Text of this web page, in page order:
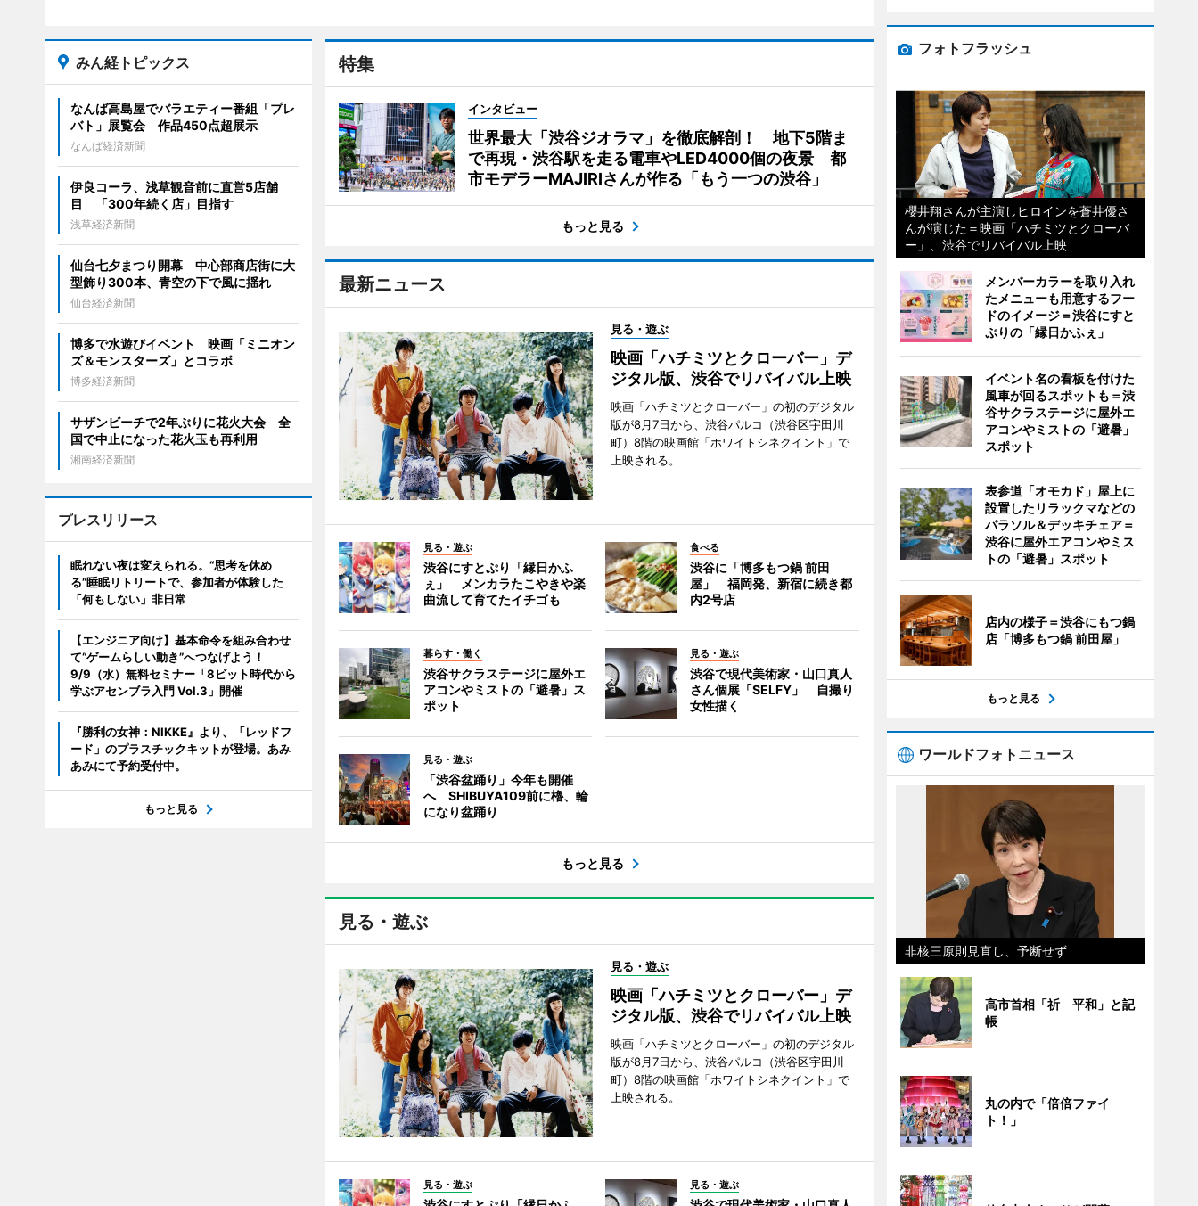
特集
インタビュー
世界最大「渋谷ジオラマ」を徹底解剖！ 地下5階ま
で再現・渋谷駅を走る電車やLED4000個の夜景 都
市モデラーMAJIRIさんが作る「もう一つの渋谷」
もっと見る
最新ニュース
見る・遊ぶ
映画「ハチミツとクローバー」デ
ジタル版、渋谷でリバイバル上映
映画「ハチミツとクローバー」の初のデジタル
版が8月7日から、渋谷パルコ（渋谷区宇田川
町）8階の映画館「ホワイトシネクイント」で
上映される。
見る・遊ぶ
渋谷にすとぷり「縁日かふ
ぇ」 メンカラたこやきや楽
曲流して育てたイチゴも
食べる
渋谷に「博多もつ鍋 前田
屋」 福岡発、新宿に続き都
内2号店
暮らす・働く
渋谷サクラステージに屋外エ
アコンやミストの「避暑」ス
ポット
見る・遊ぶ
渋谷で現代美術家・山口真人
さん個展「SELFY」 自撮り
女性描く
見る・遊ぶ
「渋谷盆踊り」今年も開催
へ SHIBUYA109前に櫓、輪
になり盆踊り
もっと見る
見る・遊ぶ
見る・遊ぶ
映画「ハチミツとクローバー」デ
ジタル版、渋谷でリバイバル上映
映画「ハチミツとクローバー」の初のデジタル
版が8月7日から、渋谷パルコ（渋谷区宇田川
町）8階の映画館「ホワイトシネクイント」で
上映される。
見る・遊ぶ 見る・遊ぶ
みん経トピックス
なんば高島屋でバラエティー番組「プレ
バト」展覧会 作品450点超展示
なんば経済新聞
伊良コーラ、浅草観音前に直営5店舗
目 「300年続く店」目指す
浅草経済新聞
仙台七夕まつり開幕 中心部商店街に大
型飾り300本、青空の下で風に揺れ
仙台経済新聞
博多で水遊びイベント 映画「ミニオン
ズ＆モンスターズ」とコラボ
博多経済新聞
サザンビーチで2年ぶりに花火大会 全
国で中止になった花火玉も再利用
湘南経済新聞
プレスリリース
眠れない夜は変えられる。“思考を休め
る”睡眠リトリートで、参加者が体験した
「何もしない」非日常
【エンジニア向け】基本命令を組み合わせ
て“ゲームらしい動き”へつなげよう！
9/9（水）無料セミナー「8ビット時代から
学ぶアセンブラ入門 Vol.3」開催
『勝利の女神：NIKKE』より、「レッドフ
ード」のプラスチックキットが登場。あみ
あみにて予約受付中。
もっと見る
フォトフラッシュ
櫻井翔さんが主演しヒロインを蒼井優さ
んが演じた＝映画「ハチミツとクローバ
ー」、渋谷でリバイバル上映
メンバーカラーを取り入れ
たメニューも用意するフー
ドのイメージ＝渋谷にすと
ぷりの「縁日かふぇ」
イベント名の看板を付けた
風車が回るスポットも＝渋
谷サクラステージに屋外エ
アコンやミストの「避暑」
スポット
表参道「オモカド」屋上に
設置したリラックマなどの
パラソル＆デッキチェア＝
渋谷に屋外エアコンやミス
トの「避暑」スポット
店内の様子＝渋谷にもつ鍋
店「博多もつ鍋 前田屋」
もっと見る
ワールドフォトニュース
非核三原則見直し、予断せず
高市首相「祈 平和」と記
帳
丸の内で「倍倍ファイ
ト！」